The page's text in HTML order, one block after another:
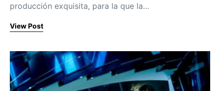
producción exquisita, para la que la…
View Post